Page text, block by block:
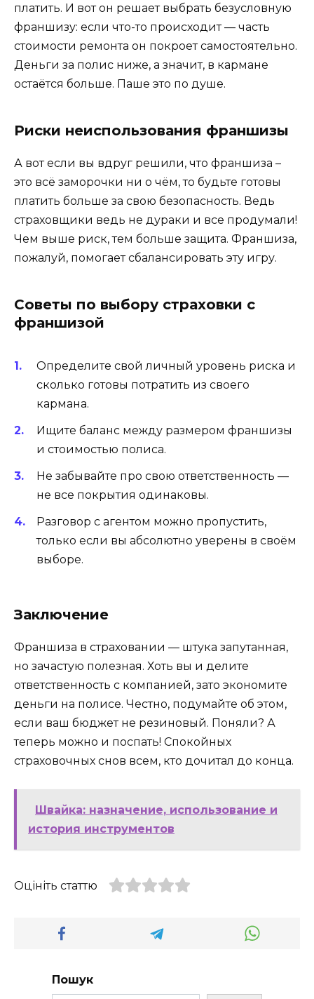
платить. И вот он решает выбрать безусловную
франшизу: если что-то происходит — часть
стоимости ремонта он покроет самостоятельно.
Деньги за полис ниже, а значит, в кармане
остаётся больше. Паше это по душе.
Риски неиспользования франшизы
А вот если вы вдруг решили, что франшиза –
это всё заморочки ни о чём, то будьте готовы
платить больше за свою безопасность. Ведь
страховщики ведь не дураки и все продумали!
Чем выше риск, тем больше защита. Франшиза,
пожалуй, помогает сбалансировать эту игру.
Советы по выбору страховки с
франшизой
Определите свой личный уровень риска и
сколько готовы потратить из своего
кармана.
Ищите баланс между размером франшизы
и стоимостью полиса.
Не забывайте про свою ответственность —
не все покрытия одинаковы.
Разговор с агентом можно пропустить,
только если вы абсолютно уверены в своём
выборе.
Заключение
Франшиза в страховании — штука запутанная,
но зачастую полезная. Хоть вы и делите
ответственность с компанией, зато экономите
деньги на полисе. Честно, подумайте об этом,
если ваш бюджет не резиновый. Поняли? А
теперь можно и поспать! Спокойных
страховочных снов всем, кто дочитал до конца.
Швайка: назначение, использование и
история инструментов
Оцініть статтю
Пошук